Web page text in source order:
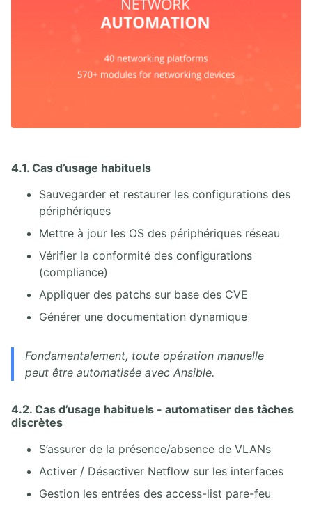
4.1. Cas d’usage habituels
Sauvegarder et restaurer les configurations des
périphériques
Mettre à jour les OS des périphériques réseau
Vérifier la conformité des configurations
(compliance)
Appliquer des patchs sur base des CVE
Générer une documentation dynamique
Fondamentalement, toute opération manuelle
peut être automatisée avec Ansible.
4.2. Cas d’usage habituels - automatiser des tâches
discrètes
S’assurer de la présence/absence de VLANs
Activer / Désactiver Netflow sur les interfaces
Gestion les entrées des access-list pare-feu